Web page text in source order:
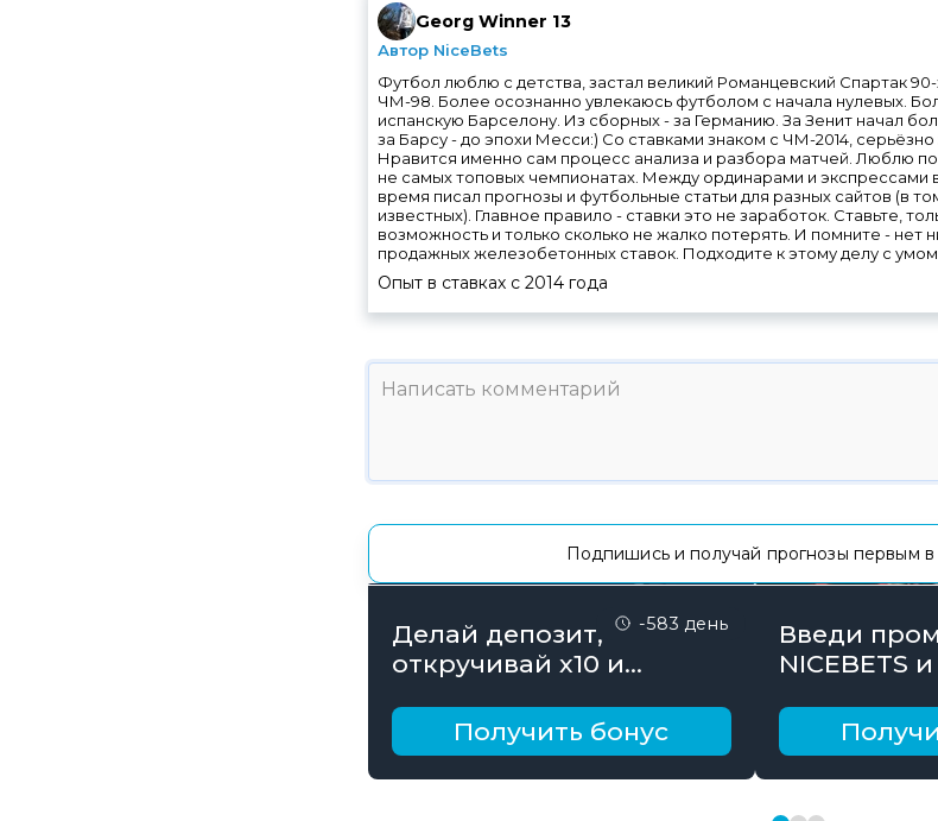
Georg Winner 13
Автор NiceBets
Футбол люблю с детства, застал великий Романцевский Спартак
ЧМ-98. Более осознанно увлекаюсь футболом с начала нулевых.
испанскую Барселону. Из сборных - за Германию. За Зенит начал
за Барсу - до эпохи Месси:) Со ставками знаком с ЧМ-2014, серьёзно
Нравится именно сам процесс анализа и разбора матчей. Люблю
не самых топовых чемпионатах. Между ординарами и экспрессами
время писал прогнозы и футбольные статьи для разных сайтов (в
известных). Главное правило - ставки это не заработок. Ставьте,
возможность и только сколько не жалко потерять. И помните - нет
продажных железобетонных ставок. Подходите к этому делу с
Опыт в ставках с 2014 года
Подпишись и получай прогнозы первым
-583 день
Делай депозит,
откручивай х10 и
рублейПолучить бонус
Введи
NICEBETS